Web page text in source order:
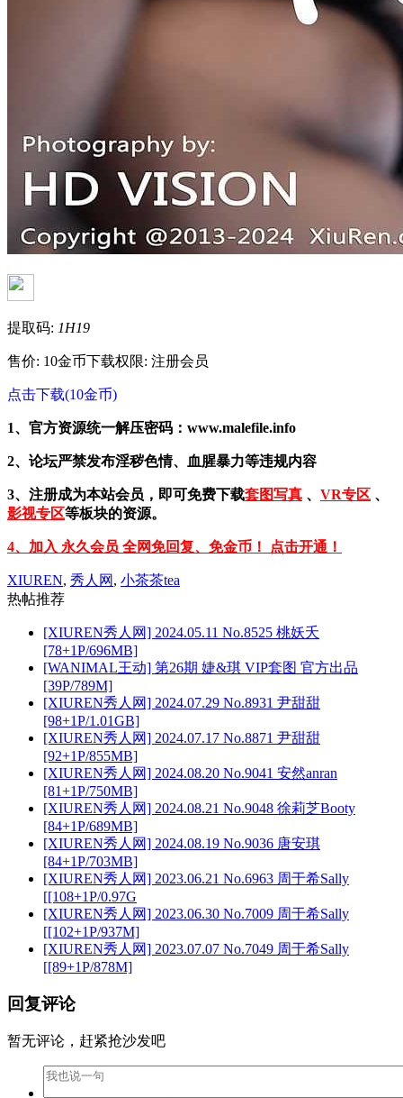
提取码: 1H19
售价: 10金币下载权限: 注册会员
点击下载(10金币)
1、官方资源统一解压密码：www.malefile.info
2、论坛严禁发布淫秽色情、血腥暴力等违规内容
3、注册成为本站会员，即可免费下载套图写真 、 VR专区 、
影视专区等板块的资源。
4、加入 永久会员 全网免回复、免金币！ 点击开通！
XIUREN, 秀人网 , 小茶茶tea
热帖推荐
[XIUREN秀人网] 2024.05.11 No.8525 桃妖夭
[78+1P/696MB]
[WANIMAL王动] 第26期 婕&琪 VIP套图 官方出品
[39P/789M]
[XIUREN秀人网] 2024.07.29 No.8931 尹甜甜
[98+1P/1.01GB]
[XIUREN秀人网] 2024.07.17 No.8871 尹甜甜
[92+1P/855MB]
[XIUREN秀人网] 2024.08.20 No.9041 安然anran
[81+1P/750MB]
[XIUREN秀人网] 2024.08.21 No.9048 徐莉芝Booty
[84+1P/689MB]
[XIUREN秀人网] 2024.08.19 No.9036 唐安琪
[84+1P/703MB]
[XIUREN秀人网] 2023.06.21 No.6963 周于希Sally
[[108+1P/0.97G
[XIUREN秀人网] 2023.06.30 No.7009 周于希Sally
[[102+1P/937M]
[XIUREN秀人网] 2023.07.07 No.7049 周于希Sally
[[89+1P/878M]
回复评论
暂无评论，赶紧抢沙发吧